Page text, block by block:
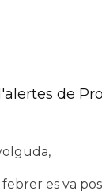
de
es va